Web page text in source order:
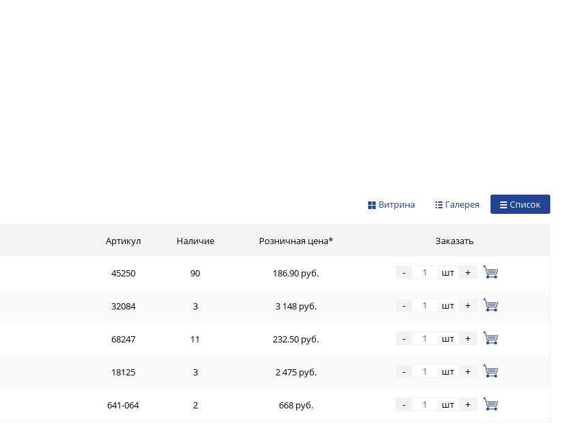
Список
Галерея
Витрина
Артикул Наличие Розничная цена* Заказать
45250 90 186.90 руб. - шт +
32084 3 3 148 руб. - шт +
68247 11 232.50 руб. - шт +
18125 3 2 475 руб. - шт +
641-064 2 668 руб. - шт +